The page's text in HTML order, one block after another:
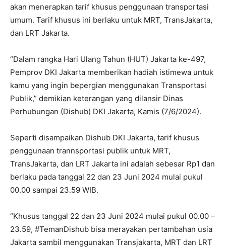
akan menerapkan tarif khusus penggunaan transportasi
umum. Tarif khusus ini berlaku untuk MRT, TransJakarta,
dan LRT Jakarta.
“Dalam rangka Hari Ulang Tahun (HUT) Jakarta ke-497,
Pemprov DKI Jakarta memberikan hadiah istimewa untuk
kamu yang ingin bepergian menggunakan Transportasi
Publik,” demikian keterangan yang dilansir Dinas
Perhubungan (Dishub) DKI Jakarta, Kamis (7/6/2024).
Seperti disampaikan Dishub DKI Jakarta, tarif khusus
penggunaan trannsportasi publik untuk MRT,
TransJakarta, dan LRT Jakarta ini adalah sebesar Rp1 dan
berlaku pada tanggal 22 dan 23 Juni 2024 mulai pukul
00.00 sampai 23.59 WIB.
“Khusus tanggal 22 dan 23 Juni 2024 mulai pukul 00.00 –
23.59, #TemanDishub bisa merayakan pertambahan usia
Jakarta sambil menggunakan Transjakarta, MRT dan LRT